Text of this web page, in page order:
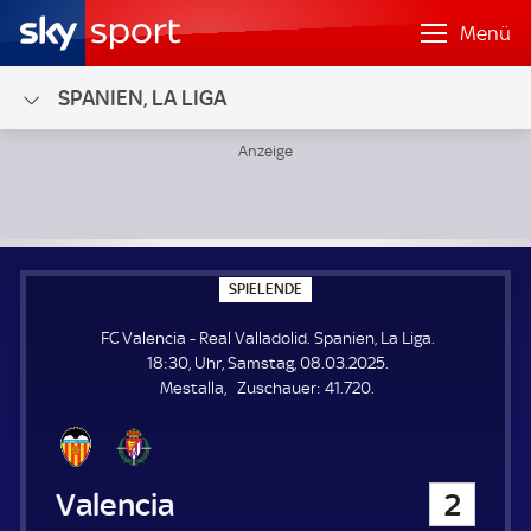
Menü
SPANIEN, LA LIGA
SPIELENDE
P
E
L
E
N
FC Valencia - Real Valladolid. Spanien, La Liga.
18:30, Uhr, Samstag, 08.03.2025.
Mestalla
Zuschauer: Z
41.720.
FC Valencia 2